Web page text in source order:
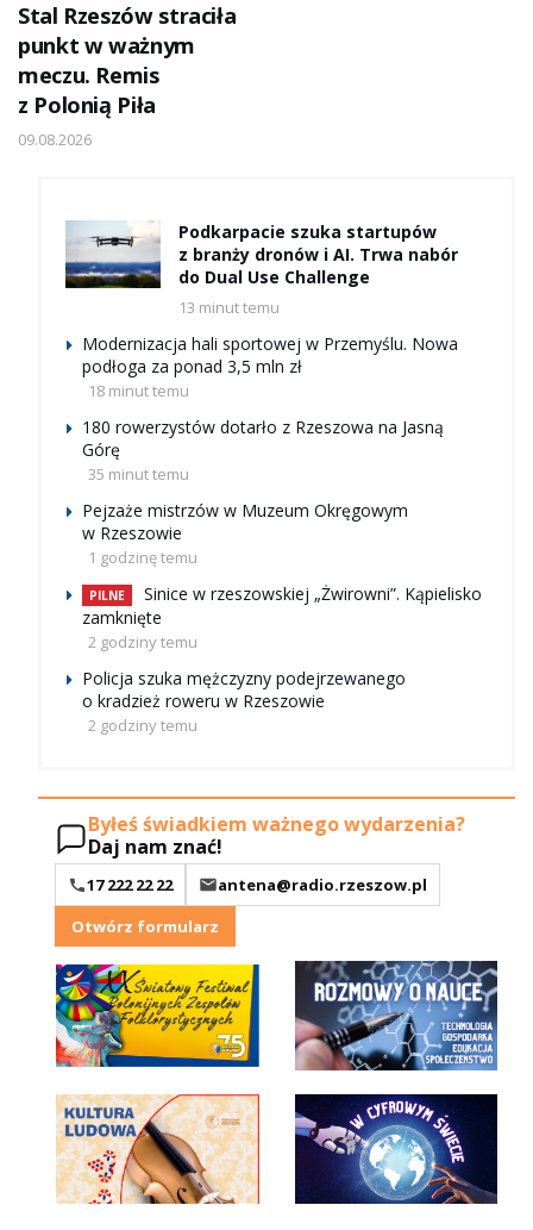
Stal Rzeszów straciła
punkt w ważnym
meczu. Remis
z Polonią Piła
09.08.2026
Podkarpacie szuka startupów
z branży dronów i AI. Trwa nabór
do Dual Use Challenge
13 minut temu
Modernizacja hali sportowej w Przemyślu. Nowa
podłoga za ponad 3,5 mln zł
18 minut temu
180 rowerzystów dotarło z Rzeszowa na Jasną
Górę
35 minut temu
Pejzaże mistrzów w Muzeum Okręgowym
w Rzeszowie
1 godzinę temu
PILNE
Sinice w rzeszowskiej „Żwirowni”. Kąpielisko
zamknięte
2 godziny temu
Policja szuka mężczyzny podejrzewanego
o kradzież roweru w Rzeszowie
2 godziny temu
Byłeś świadkiem ważnego wydarzenia?
Daj nam znać!
17 222 22 22
antena@radio.rzeszow.pl
Otwórz formularz